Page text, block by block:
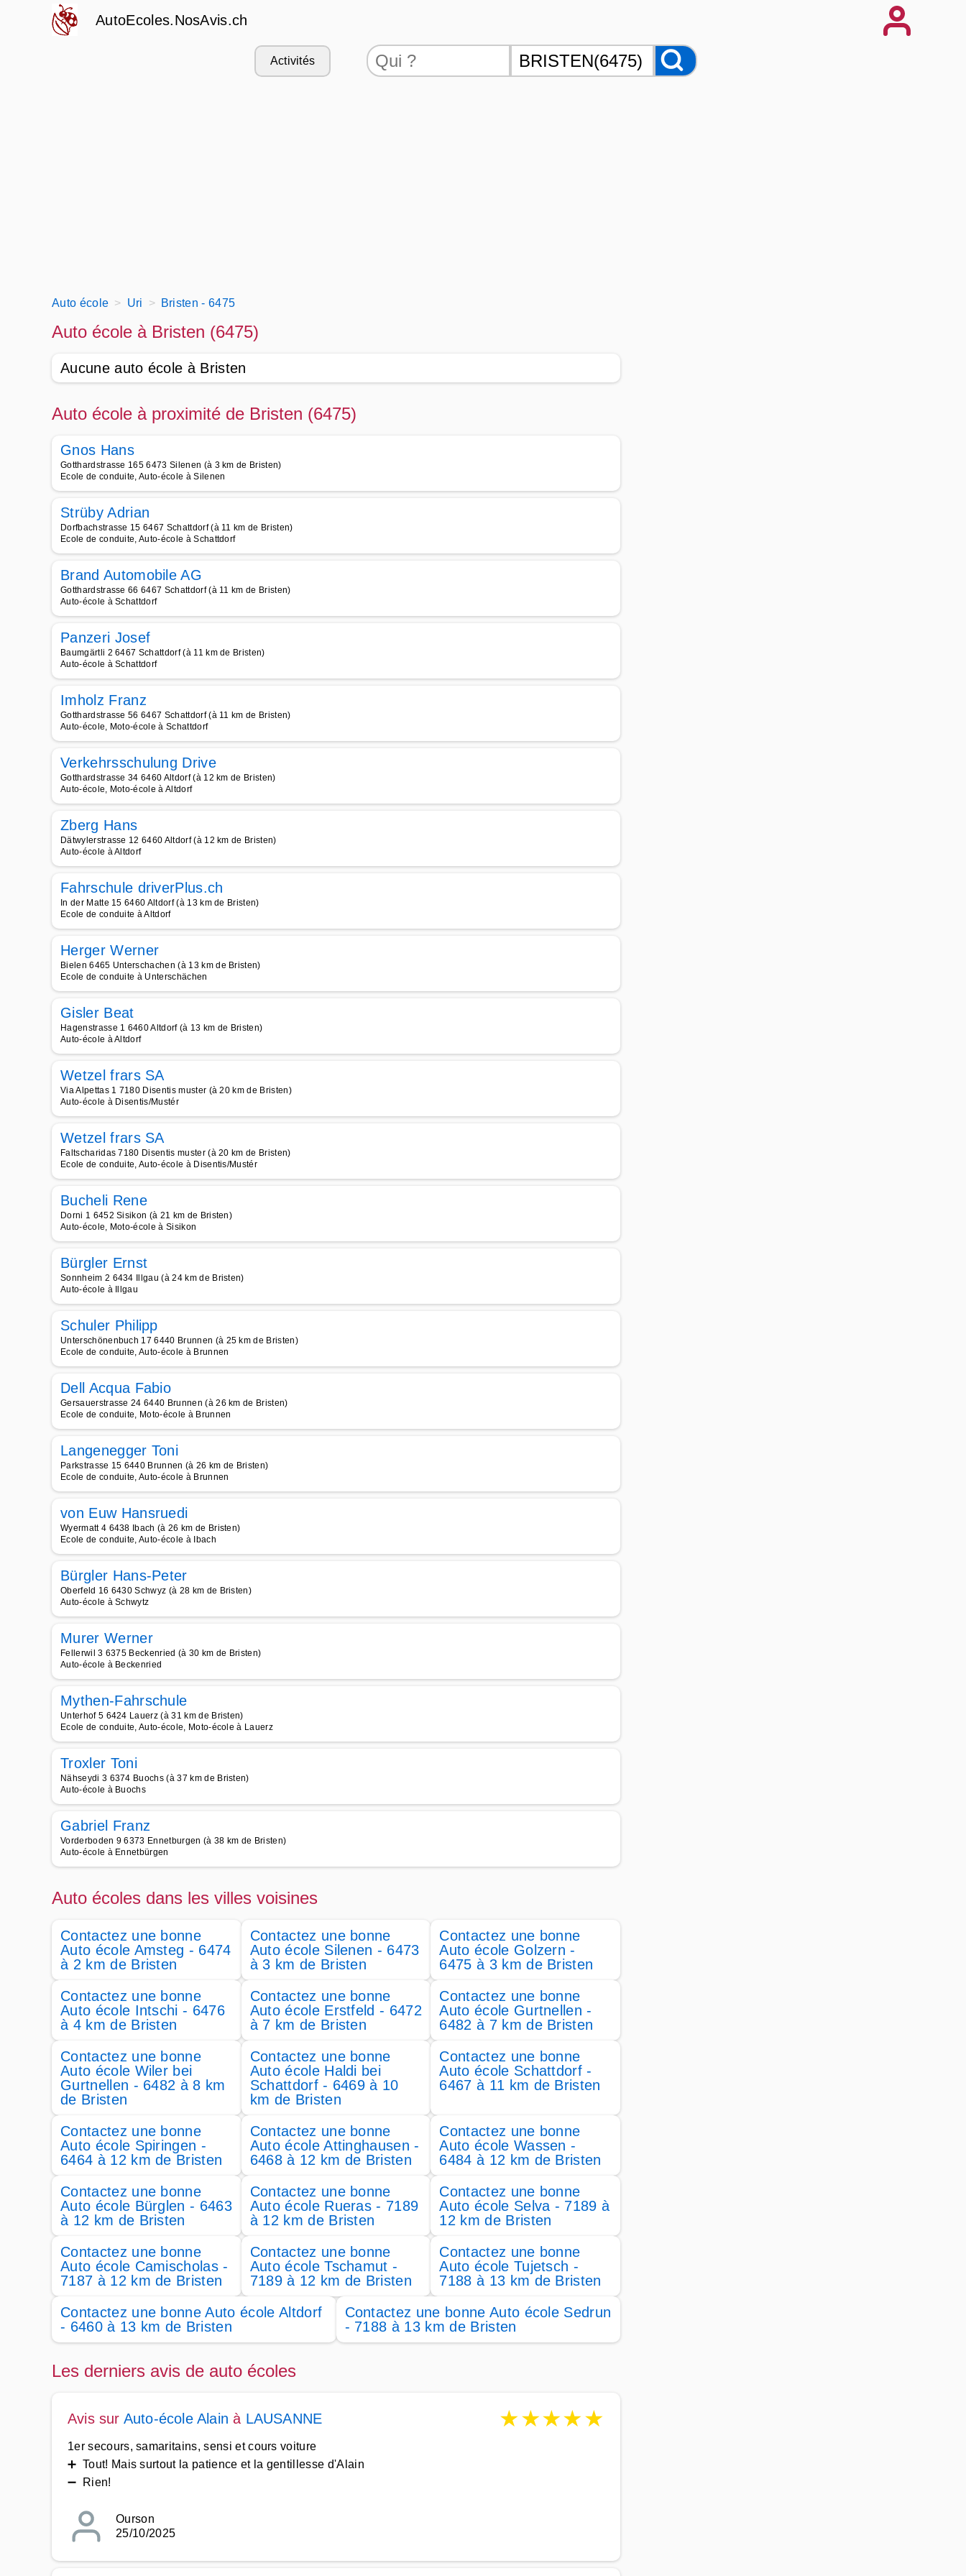
AutoEcoles.NosAvis.ch
Activités
Auto école Uri Bristen - 6475
Auto école à Bristen (6475)
Aucune auto école à Bristen
Auto école à proximité de Bristen (6475)
Gnos Hans
Gotthardstrasse 165 6473 Silenen (à 3 km de Bristen)
Ecole de conduite, Auto-école à Silenen
Strüby Adrian
Dorfbachstrasse 15 6467 Schattdorf (à 11 km de Bristen)
Ecole de conduite, Auto-école à Schattdorf
Brand Automobile AG
Gotthardstrasse 66 6467 Schattdorf (à 11 km de Bristen)
Auto-école à Schattdorf
Panzeri Josef
Baumgärtli 2 6467 Schattdorf (à 11 km de Bristen)
Auto-école à Schattdorf
Imholz Franz
Gotthardstrasse 56 6467 Schattdorf (à 11 km de Bristen)
Auto-école, Moto-école à Schattdorf
Verkehrsschulung Drive
Gotthardstrasse 34 6460 Altdorf (à 12 km de Bristen)
Auto-école, Moto-école à Altdorf
Zberg Hans
Dätwylerstrasse 12 6460 Altdorf (à 12 km de Bristen)
Auto-école à Altdorf
Fahrschule driverPlus.ch
In der Matte 15 6460 Altdorf (à 13 km de Bristen)
Ecole de conduite à Altdorf
Herger Werner
Bielen 6465 Unterschachen (à 13 km de Bristen)
Ecole de conduite à Unterschächen
Gisler Beat
Hagenstrasse 1 6460 Altdorf (à 13 km de Bristen)
Auto-école à Altdorf
Wetzel frars SA
Via Alpettas 1 7180 Disentis muster (à 20 km de Bristen)
Auto-école à Disentis/Mustér
Wetzel frars SA
Faltscharidas 7180 Disentis muster (à 20 km de Bristen)
Ecole de conduite, Auto-école à Disentis/Mustér
Bucheli Rene
Dorni 1 6452 Sisikon (à 21 km de Bristen)
Auto-école, Moto-école à Sisikon
Bürgler Ernst
Sonnheim 2 6434 Illgau (à 24 km de Bristen)
Auto-école à Illgau
Schuler Philipp
Unterschönenbuch 17 6440 Brunnen (à 25 km de Bristen)
Ecole de conduite, Auto-école à Brunnen
Dell Acqua Fabio
Gersauerstrasse 24 6440 Brunnen (à 26 km de Bristen)
Ecole de conduite, Moto-école à Brunnen
Langenegger Toni
Parkstrasse 15 6440 Brunnen (à 26 km de Bristen)
Ecole de conduite, Auto-école à Brunnen
von Euw Hansruedi
Wyermatt 4 6438 Ibach (à 26 km de Bristen)
Ecole de conduite, Auto-école à Ibach
Bürgler Hans-Peter
Oberfeld 16 6430 Schwyz (à 28 km de Bristen)
Auto-école à Schwytz
Murer Werner
Fellerwil 3 6375 Beckenried (à 30 km de Bristen)
Auto-école à Beckenried
Mythen-Fahrschule
Unterhof 5 6424 Lauerz (à 31 km de Bristen)
Ecole de conduite, Auto-école, Moto-école à Lauerz
Troxler Toni
Nähseydi 3 6374 Buochs (à 37 km de Bristen)
Auto-école à Buochs
Gabriel Franz
Vorderboden 9 6373 Ennetburgen (à 38 km de Bristen)
Auto-école à Ennetbürgen
Auto écoles dans les villes voisines
Contactez une bonne
Auto école Amsteg - 6474
à 2 km de Bristen
Contactez une bonne
Auto école Silenen - 6473
à 3 km de Bristen
Contactez une bonne
Auto école Golzern -
6475 à 3 km de Bristen
Contactez une bonne
Auto école Intschi - 6476
à 4 km de Bristen
Contactez une bonne
Auto école Erstfeld - 6472
à 7 km de Bristen
Contactez une bonne
Auto école Gurtnellen -
6482 à 7 km de Bristen
Contactez une bonne
Auto école Wiler bei
Gurtnellen - 6482 à 8 km
de Bristen
Contactez une bonne
Auto école Haldi bei
Schattdorf - 6469 à 10
km de Bristen
Contactez une bonne
Auto école Schattdorf -
6467 à 11 km de Bristen
Contactez une bonne
Auto école Spiringen -
6464 à 12 km de Bristen
Contactez une bonne
Auto école Attinghausen -
6468 à 12 km de Bristen
Contactez une bonne
Auto école Wassen -
6484 à 12 km de Bristen
Contactez une bonne
Auto école Bürglen - 6463
à 12 km de Bristen
Contactez une bonne
Auto école Rueras - 7189
à 12 km de Bristen
Contactez une bonne
Auto école Selva - 7189 à
12 km de Bristen
Contactez une bonne
Auto école Camischolas -
7187 à 12 km de Bristen
Contactez une bonne
Auto école Tschamut -
7189 à 12 km de Bristen
Contactez une bonne
Auto école Tujetsch -
7188 à 13 km de Bristen
Contactez une bonne Auto école Altdorf
- 6460 à 13 km de Bristen
Contactez une bonne Auto école Sedrun
- 7188 à 13 km de Bristen
Les derniers avis de auto écoles
Avis sur Auto-école Alain à LAUSANNE ★★★★★
1er secours, samaritains, sensi et cours voiture
➕ Tout! Mais surtout la patience et la gentillesse d'Alain
➖ Rien!
Ourson
25/10/2025